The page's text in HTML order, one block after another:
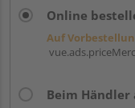
Online
Auf
Beim Händler